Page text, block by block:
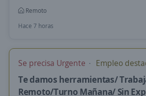
Remoto
Hace 7 horas
Se precisa Urgente Empleo
Te damos herramientas/
Remoto/Turno Mañana/ Sin